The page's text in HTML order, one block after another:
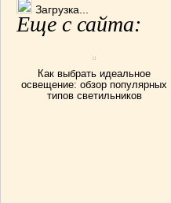
Загрузка...
Еще с сайта:
Как выбрать идеальное
освещение: обзор популярных
типов светильников